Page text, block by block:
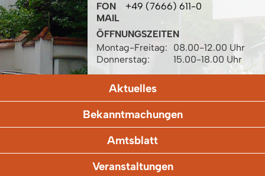
FON
+49 (7666) 611-0
MAIL
ÖFFNUNGSZEITEN
Montag-Freitag:
08.00-12.00 Uhr
Donnerstag:
15.00-18.00 Uhr
Aktuelles
Bekanntmachungen
Amtsblatt
Veranstaltungen